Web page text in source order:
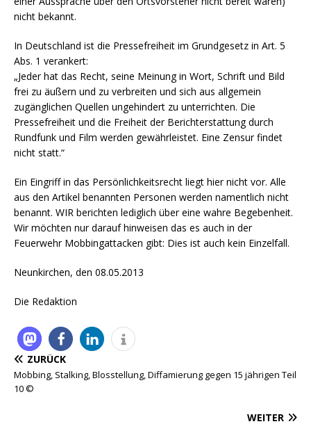
nicht bekannt.
In Deutschland ist die Pressefreiheit im Grundgesetz in Art. 5
Abs. 1 verankert:
„Jeder hat das Recht, seine Meinung in Wort, Schrift und Bild
frei zu äußern und zu verbreiten und sich aus allgemein
zugänglichen Quellen ungehindert zu unterrichten. Die
Pressefreiheit und die Freiheit der Berichterstattung durch
Rundfunk und Film werden gewährleistet. Eine Zensur findet
nicht statt.“
Ein Eingriff in das Persönlichkeitsrecht liegt hier nicht vor. Alle
aus den Artikel benannten Personen werden namentlich nicht
benannt. WIR berichten lediglich über eine wahre Begebenheit.
Wir möchten nur darauf hinweisen das es auch in der
Feuerwehr Mobbingattacken gibt: Dies ist auch kein Einzelfall.
Neunkirchen, den 08.05.2013
Die Redaktion
ZURÜCK
Mobbing, Stalking, Blosstellung, Diffamierung gegen 15 jährigen Teil
10 ©
WEITER